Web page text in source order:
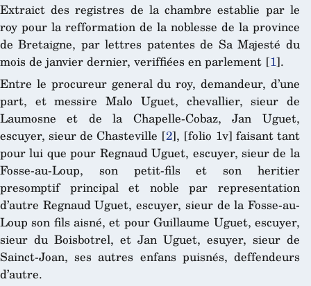
Extraict des registres de la chambre establie par le
roy pour la refformation de la noblesse de la province
de Bretaigne, par lettres patentes de Sa Majesté du
mois de janvier dernier, veriffiées en parlement [1].
Entre le procureur general du roy, demandeur, d’une
part, et messire Malo Uguet, chevallier, sieur de
Laumosne et de la Chapelle-Cobaz, Jan Uguet,
escuyer, sieur de Chasteville [2], [folio 1v] faisant tant
pour lui que pour Regnaud Uguet, escuyer, sieur de la
Fosse-au-Loup, son petit-fils et son heritier
presomptif principal et noble par representation
d’autre Regnaud Uguet, escuyer, sieur de la Fosse-au-
Loup son fils aisné, et pour Guillaume Uguet, escuyer,
sieur du Boisbotrel, et Jan Uguet, esuyer, sieur de
Sainct-Joan, ses autres enfans puisnés, deffendeurs
d’autre.